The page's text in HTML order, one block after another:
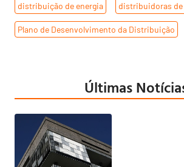
distribuição de energia distribuidoras de
Plano de Desenvolvimento da Distribuição
Últimas